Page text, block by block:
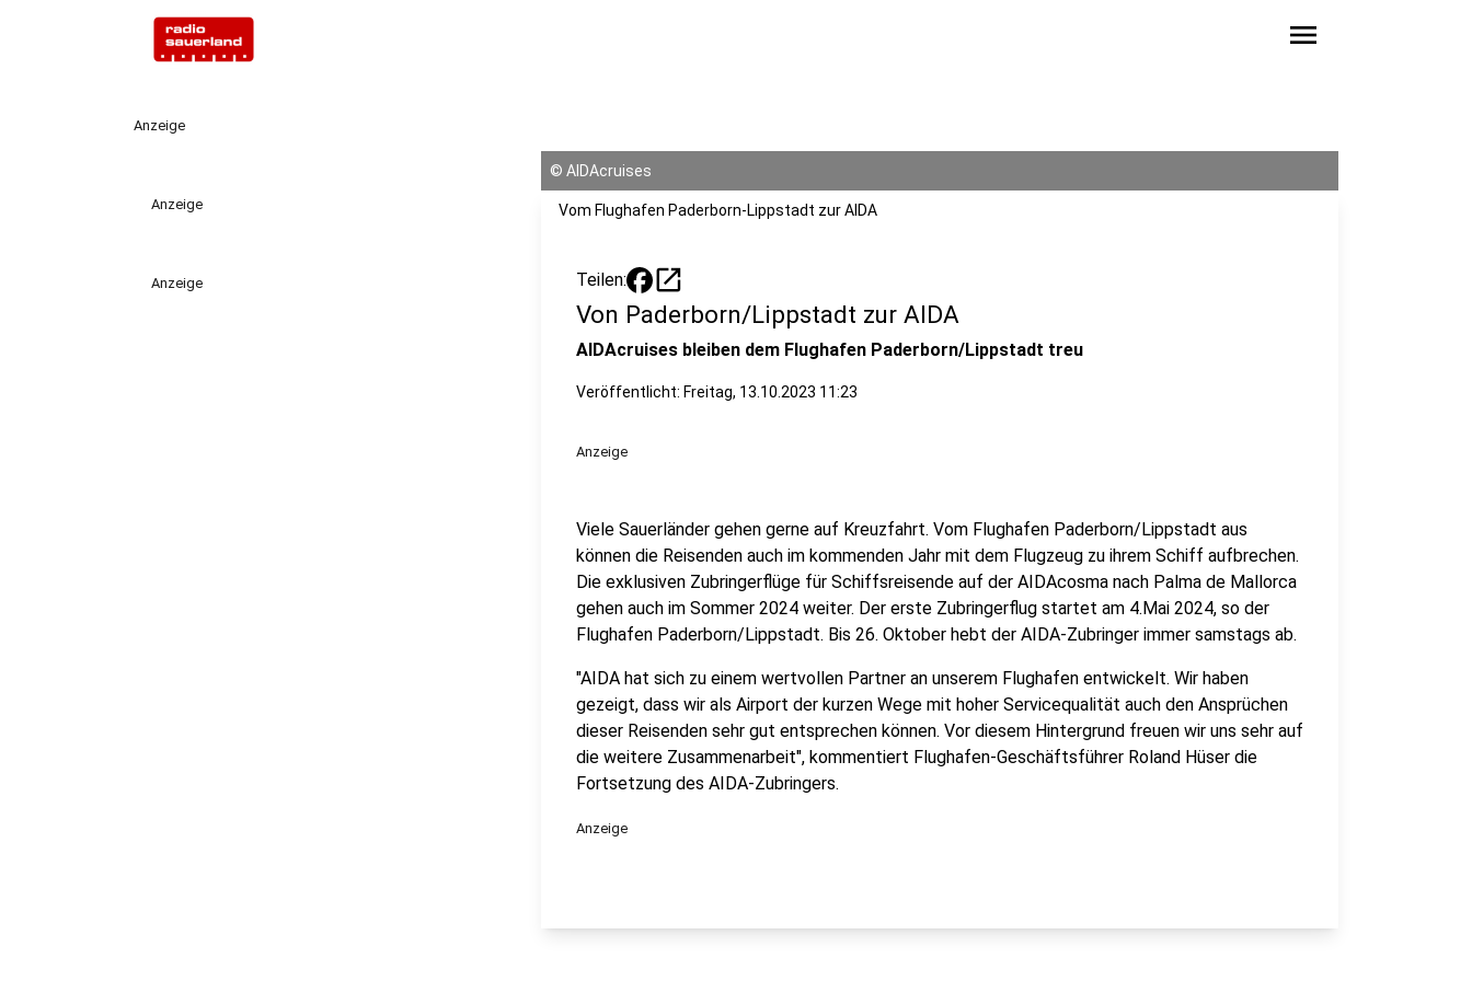
menu
Anzeige
Anzeige
Anzeige
© AIDAcruises
Vom Flughafen Paderborn-Lippstadt zur AIDA
Teilen: open_in_new
Von Paderborn/Lippstadt zur AIDA
AIDAcruises bleiben dem Flughafen Paderborn/Lippstadt treu
Veröffentlicht: Freitag, 13.10.2023 11:23
Anzeige
Viele Sauerländer gehen gerne auf Kreuzfahrt. Vom Flughafen Paderborn/Lippstadt aus
können die Reisenden auch im kommenden Jahr mit dem Flugzeug zu ihrem Schiff aufbrechen.
Die exklusiven Zubringerflüge für Schiffsreisende auf der AIDAcosma nach Palma de Mallorca
gehen auch im Sommer 2024 weiter. Der erste Zubringerflug startet am 4.Mai 2024, so der
Flughafen Paderborn/Lippstadt. Bis 26. Oktober hebt der AIDA-Zubringer immer samstags ab.
"AIDA hat sich zu einem wertvollen Partner an unserem Flughafen entwickelt. Wir haben
gezeigt, dass wir als Airport der kurzen Wege mit hoher Servicequalität auch den Ansprüchen
dieser Reisenden sehr gut entsprechen können. Vor diesem Hintergrund freuen wir uns sehr auf
die weitere Zusammenarbeit", kommentiert Flughafen-Geschäftsführer Roland Hüser die
Fortsetzung des AIDA-Zubringers.
Anzeige